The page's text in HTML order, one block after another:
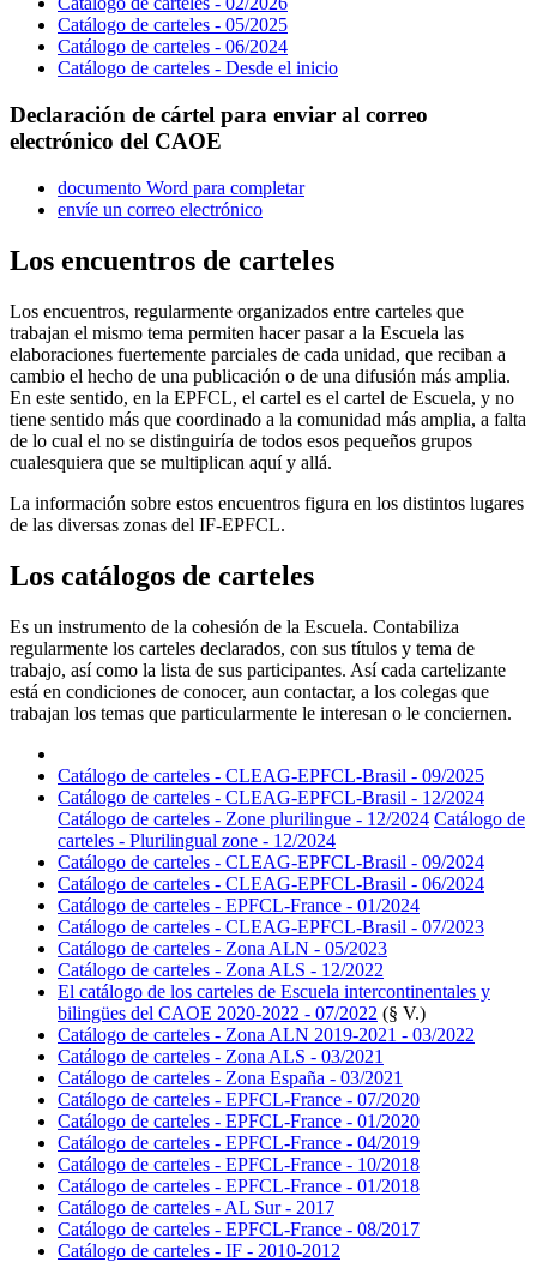
Catálogo de carteles - 05/2025
Catálogo de carteles - 06/2024
Catálogo de carteles - Desde el inicio
Declaración de cártel para enviar al correo
electrónico del CAOE
documento Word para completar
envíe un correo electrónico
Los encuentros de carteles
Los encuentros, regularmente organizados entre carteles que
trabajan el mismo tema permiten hacer pasar a la Escuela las
elaboraciones fuertemente parciales de cada unidad, que reciban a
cambio el hecho de una publicación o de una difusión más amplia.
En este sentido, en la EPFCL, el cartel es el cartel de Escuela, y no
tiene sentido más que coordinado a la comunidad más amplia, a falta
de lo cual el no se distinguiría de todos esos pequeños grupos
cualesquiera que se multiplican aquí y allá.
La información sobre estos encuentros figura en los distintos lugares
de las diversas zonas del IF-EPFCL.
Los catálogos de carteles
Es un instrumento de la cohesión de la Escuela. Contabiliza
regularmente los carteles declarados, con sus títulos y tema de
trabajo, así como la lista de sus participantes. Así cada cartelizante
está en condiciones de conocer, aun contactar, a los colegas que
trabajan los temas que particularmente le interesan o le conciernen.
Catálogo de carteles - CLEAG-EPFCL-Brasil - 09/2025
Catálogo de carteles - CLEAG-EPFCL-Brasil - 12/2024
Catálogo de carteles - Zone plurilingue - 12/2024 Catálogo de
carteles - Plurilingual zone - 12/2024
Catálogo de carteles - CLEAG-EPFCL-Brasil - 09/2024
Catálogo de carteles - CLEAG-EPFCL-Brasil - 06/2024
Catálogo de carteles - EPFCL-France - 01/2024
Catálogo de carteles - CLEAG-EPFCL-Brasil - 07/2023
Catálogo de carteles - Zona ALN - 05/2023
Catálogo de carteles - Zona ALS - 12/2022
El catálogo de los carteles de Escuela intercontinentales y
bilingües del CAOE 2020-2022 - 07/2022 (§ V.)
Catálogo de carteles - Zona ALN 2019-2021 - 03/2022
Catálogo de carteles - Zona ALS - 03/2021
Catálogo de carteles - Zona España - 03/2021
Catálogo de carteles - EPFCL-France - 07/2020
Catálogo de carteles - EPFCL-France - 01/2020
Catálogo de carteles - EPFCL-France - 04/2019
Catálogo de carteles - EPFCL-France - 10/2018
Catálogo de carteles - EPFCL-France - 01/2018
Catálogo de carteles - AL Sur - 2017
Catálogo de carteles - EPFCL-France - 08/2017
Catálogo de carteles - IF - 2010-2012